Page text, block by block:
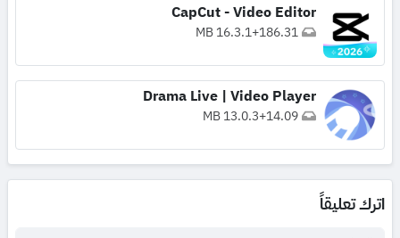
CapCut - Video Editor
16.3.1+186.31 MB
Drama Live | Video Player
13.0.3+14.09 MB
اترك تعليقاً